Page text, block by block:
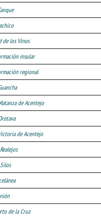
de los Vinos
insular
regional
de Acentejo
de Acentejo
de la Cruz